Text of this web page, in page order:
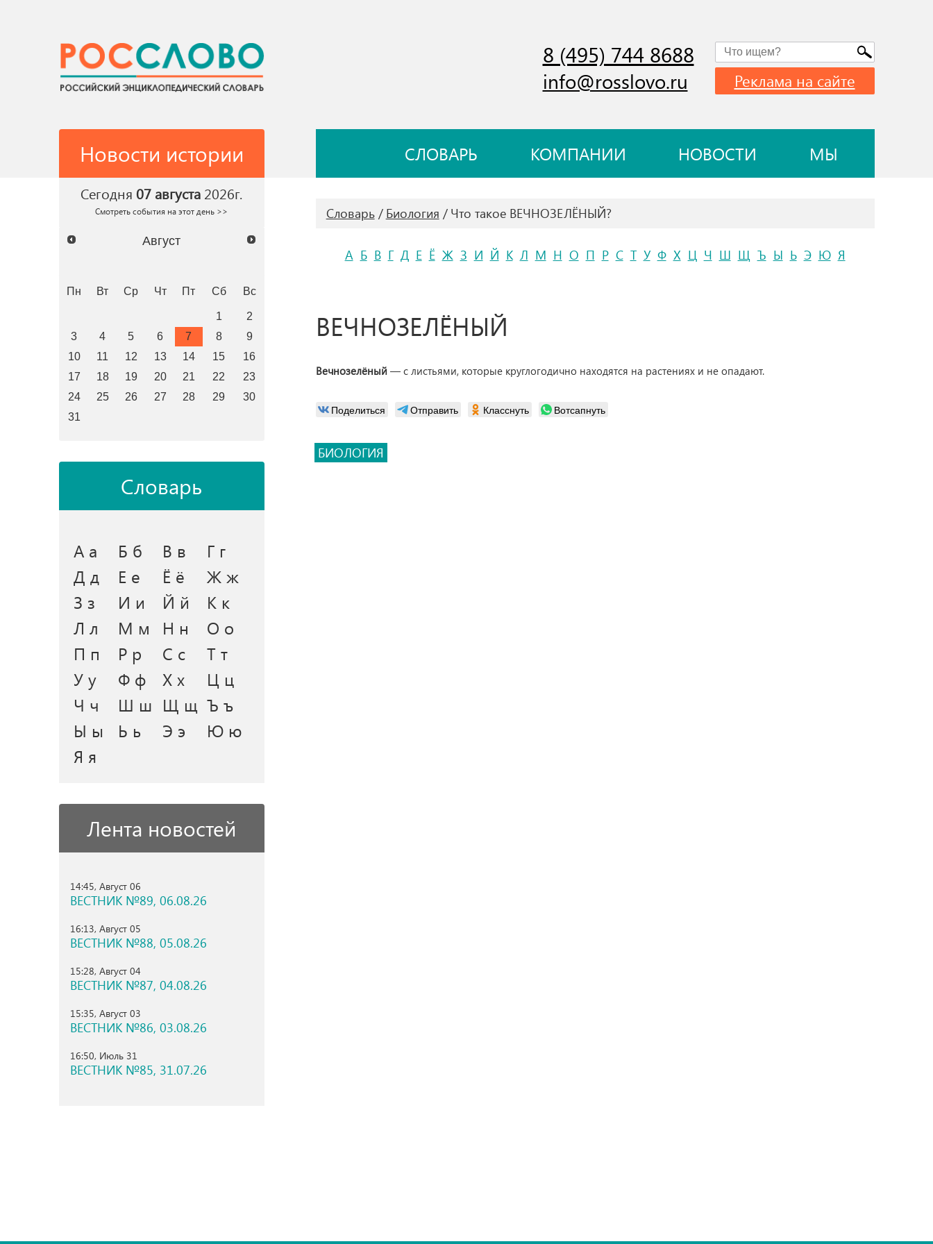
8 (495) 744 8688
info@rosslovo.ru Реклама на сайте
Новости истории СЛОВАРЬ КОМПАНИИ НОВОСТИ МЫ
Сегодня 07 августа 2026г.
Смотреть события на этот день >>
Август
Пн Вт Ср Чт Пт Сб Вс
1
2
3
4 5 6 7 8
9
10
11 12 13 14 15
16
17
18 19 20 21 22
23
24
25 26 27 28 29
30
31
Словарь
А а Б б В в
Г г
Д д
Е е Ё ё
Ж ж
З з
И и Й й
К к
Л л
М м Н н
О о
П п
Р р С с
Т т
У у
Ф ф Х х
Ц ц
Ч ч
Ш ш Щ щ Ъ ъ
Ы ы
Ь ь Э э
Ю ю
Я я
Лента новостей
14:45, Август 06
ВЕСТНИК №89, 06.08.26
16:13, Август 05
ВЕСТНИК №88, 05.08.26
15:28, Август 04
ВЕСТНИК №87, 04.08.26
15:35, Август 03
ВЕСТНИК №86, 03.08.26
16:50, Июль 31
ВЕСТНИК №85, 31.07.26
Словарь Биология Что такое ВЕЧНОЗЕЛЁНЫЙ?
А Б В Г Д Е Ё Ж З И Й К Л М Н О П Р С Т У Ф Х Ц Ч Ш Щ Ъ Ы Ь Э Ю Я
ВЕЧНОЗЕЛЁНЫЙ
Вечнозелёный— с листьями, которые круглогодично находятся на растениях и не опадают.
Поделиться Отправить Класснуть Вотсапнуть
БИОЛОГИЯ